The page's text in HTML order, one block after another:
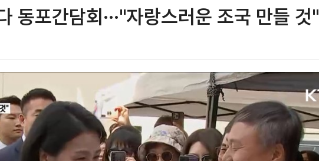
동포간담회···"자랑스러운 조국 만들 것"